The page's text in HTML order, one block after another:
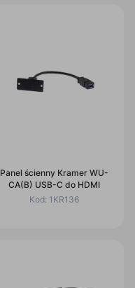
Panel ścienny Kramer WU-
CA(B) USB-C do HDMI
Kod: 1KR136